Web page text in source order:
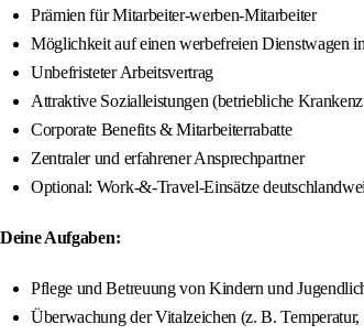
Prämien für Mitarbeiter-werben-Mitarbeiter
Möglichkeit auf einen werbefreien Dienstwagen
Unbefristeter Arbeitsvertrag
Attraktive Sozialleistungen (betriebliche
Corporate Benefits & Mitarbeiterrabatte
Zentraler und erfahrener Ansprechpartner
Optional: Work-&-Travel-Einsätze
Deine Aufgaben:
Pflege und Betreuung von Kindern und
Überwachung der Vitalzeichen (z. B.